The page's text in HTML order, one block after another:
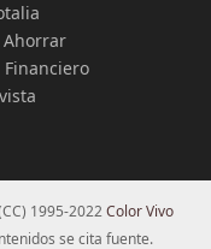
Ahorrar
Financiero
1995-2022Color Vivo
se cita fuente.